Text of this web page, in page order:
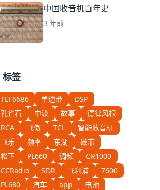
中国收音机百年史
3 年前
标签
TEF6686 单边带
DSP
孔雀石
中波 故事
德律风根
RCA
飞傲 TCL
智能收音机
飞乐
频率 东湖
磁带
松下
PL660 调频
CR1000
CCRadio
SDR 飞利浦
7600
PL680
汽车 app
电池